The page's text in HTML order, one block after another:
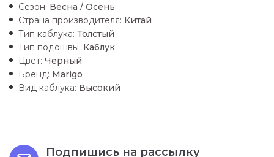
Сезон: Весна / Осень
Страна производителя: Китай
Тип каблука: Толстый
Тип подошвы: Каблук
Цвет: Черный
Бренд: Marigo
Вид каблука: Высокий
Подпишись на рассылку